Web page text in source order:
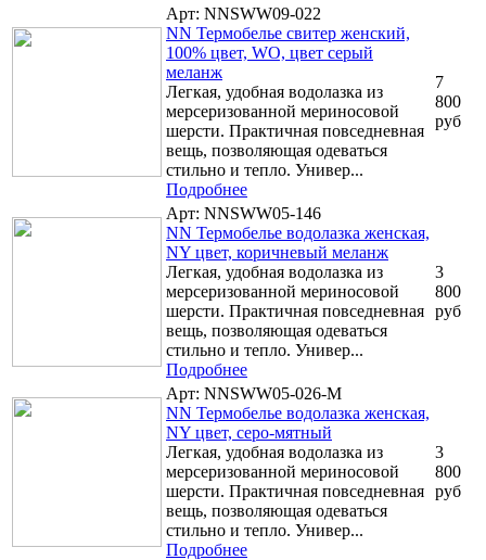
Арт: NNSWW09-022
NN Термобелье свитер женский,
100% цвет, WO, цвет серый
меланж
Легкая, удобная водолазка из
мерсеризованной мериносовой
шерсти. Практичная повседневная
вещь, позволяющая одеваться
стильно и тепло. Универ...
Подробнее
7
800
руб
Арт: NNSWW05-146
NN Термобелье водолазка женская,
NY цвет, коричневый меланж
Легкая, удобная водолазка из
мерсеризованной мериносовой
шерсти. Практичная повседневная
вещь, позволяющая одеваться
стильно и тепло. Универ...
Подробнее
3
800
руб
Арт: NNSWW05-026-M
NN Термобелье водолазка женская,
NY цвет, серо-мятный
Легкая, удобная водолазка из
мерсеризованной мериносовой
шерсти. Практичная повседневная
вещь, позволяющая одеваться
стильно и тепло. Универ...
Подробнее
3
800
руб